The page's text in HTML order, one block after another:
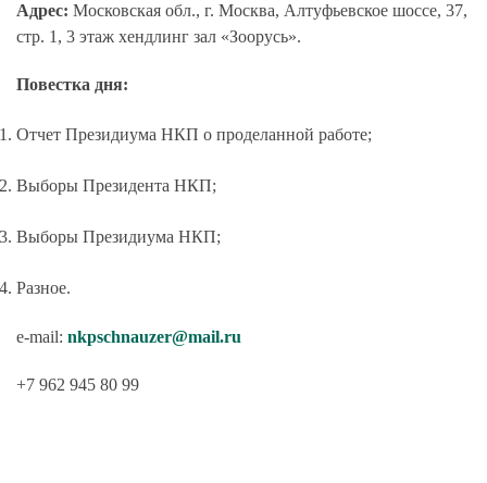
Адрес: Московская обл., г. Москва, Алтуфьевское шоссе, 37,
стр. 1, 3 этаж хендлинг зал «Зоорусь».
Повестка дня:
Отчет Президиума НКП о проделанной работе;
Выборы Президента НКП;
Выборы Президиума НКП;
Разное.
e-mail: nkpschnauzer@mail.ru
+7 962 945 80 99